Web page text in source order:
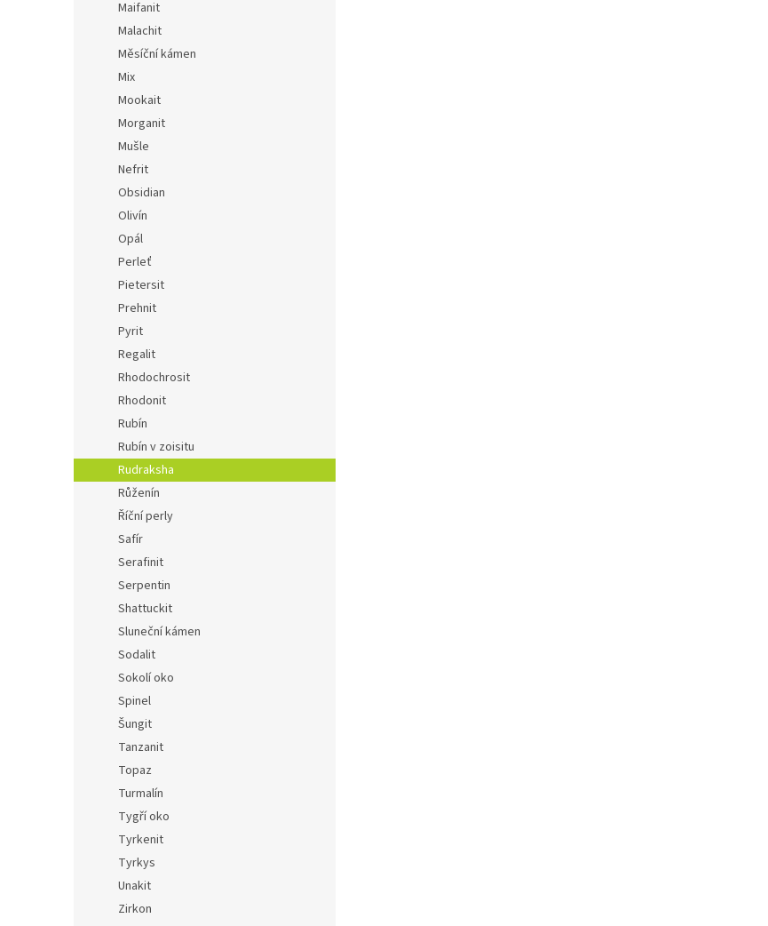
Maifanit
Malachit
Měsíční kámen
Mix
Mookait
Morganit
Mušle
Nefrit
Obsidian
Olivín
Opál
Perleť
Pietersit
Prehnit
Pyrit
Regalit
Rhodochrosit
Rhodonit
Rubín
Rubín v zoisitu
Rudraksha
Růženín
Říční perly
Safír
Serafinit
Serpentin
Shattuckit
Sluneční kámen
Sodalit
Sokolí oko
Spinel
Šungit
Tanzanit
Topaz
Turmalín
Tygří oko
Tyrkenit
Tyrkys
Unakit
Zirkon